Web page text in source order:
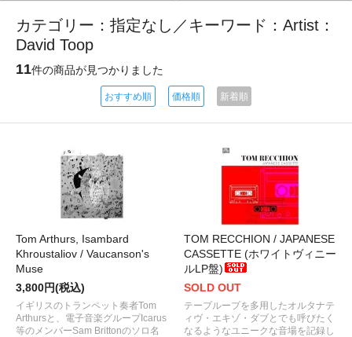
カテゴリー：指定なし／キーワード：Artist：
David Toop
11件の商品が見つかりました
おすすめ順 価格順 新着順
Tom Arthurs, Isambard
Khroustaliov / Vaucanson's
Muse
3,800円(税込)
イギリスのトランペット奏者Tom
Arthursと、電子音楽グループIcarus
等のメンバーSam Brittonのソロ名
TOM RECCHION / JAPANESE
CASSETTE (ホワイトヴィニー
ルLP盤)
SOLD OUT
テープループを多用したオルタナテ
ィヴ・エキゾ・ダブとでも呼びたく
なるようなユニークな音場を記録し